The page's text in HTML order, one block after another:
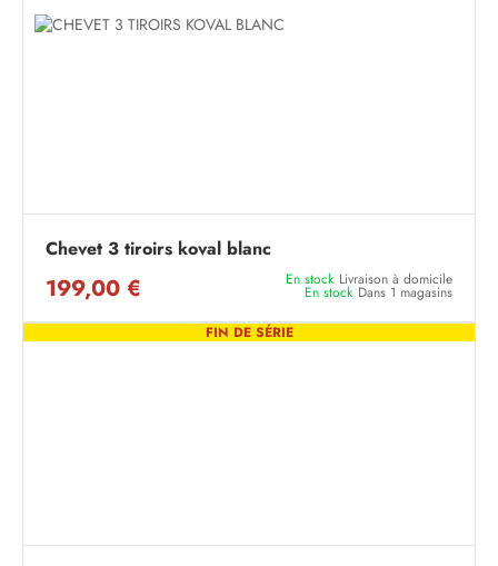
Chevet 3 tiroirs koval blanc
199,00 € En stock Livraison à domicile
En stock Dans 1 magasins
FIN DE SÉRIE